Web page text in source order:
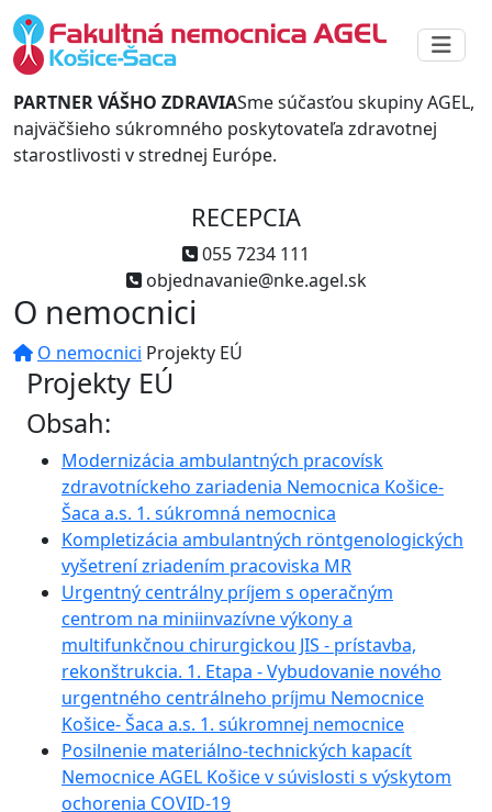
PARTNER VÁŠHO ZDRAVIASme súčasťou skupiny AGEL,
najväčšieho súkromného poskytovateľa zdravotnej
starostlivosti v strednej Európe.
RECEPCIA
055 7234 111
objednavanie@nke.agel.sk
O nemocnici
O nemocnici Projekty EÚ
Projekty EÚ
Obsah:
Modernizácia ambulantných pracovísk
zdravotníckeho zariadenia Nemocnica Košice-
Šaca a.s. 1. súkromná nemocnica
Kompletizácia ambulantných röntgenologických
vyšetrení zriadením pracoviska MR
Urgentný centrálny príjem s operačným
centrom na miniinvazívne výkony a
multifunkčnou chirurgickou JIS - prístavba,
rekonštrukcia. 1. Etapa - Vybudovanie nového
urgentného centrálneho príjmu Nemocnice
Košice- Šaca a.s. 1. súkromnej nemocnice
Posilnenie materiálno-technických kapacít
Nemocnice AGEL Košice v súvislosti s výskytom
ochorenia COVID-19